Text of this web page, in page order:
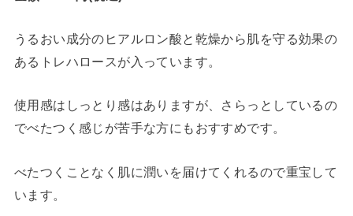
うるおい成分のヒアルロン酸と乾燥から肌を守る効果の
あるトレハロースが入っています。
使用感はしっとり感はありますが、さらっとしているの
でべたつく感じが苦手な方にもおすすめです。
べたつくことなく肌に潤いを届けてくれるので重宝して
います。